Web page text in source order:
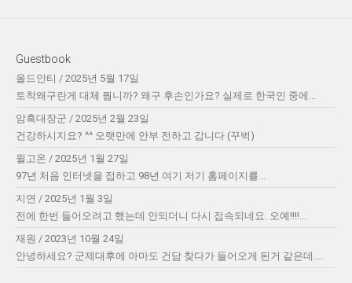
Guestbook
올드안티 / 2025년 5월 17일
토착왜구란게 대체 뭡니까? 왜구 후손인가요? 실제로 한국인 중에...
암흑대장군 / 2025년 2월 23일
건강하시지요? ^^ 오랫만에 안부 전하고 갑니다 (꾸벅)
윌고온 / 2025년 1월 27일
97년 처음 인터넷을 접하고 98년 여기 저기 홈페이지를...
지연 / 2025년 1월 3일
전에 한번 들어오려고 했는데 안되더니 다시 접속되네요. 오예!!!!...
재원 / 2023년 10월 24일
안녕하세요? 군제대후에 아마도 건담 찾다가 들어오게 된거 같은데....